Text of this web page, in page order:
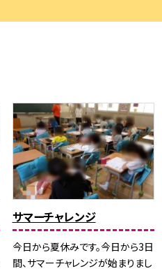
サマーチャレンジ
今日から夏休みです。今日から3日
間、サマーチャレンジが始まりまし